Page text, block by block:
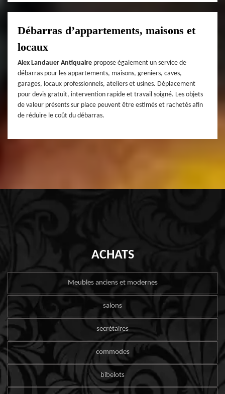
Débarras d’appartements, maisons et
locaux
Alex Landauer Antiquaire propose également un service de
débarras pour les appartements, maisons, greniers, caves,
garages, locaux professionnels, ateliers et usines. Déplacement
pour devis gratuit, intervention rapide et travail soigné. Les objets
de valeur présents sur place peuvent être estimés et rachetés afin
de réduire le coût du débarras.
ACHATS
Meubles anciens et modernes
salons
secrétaires
commodes
bibelots